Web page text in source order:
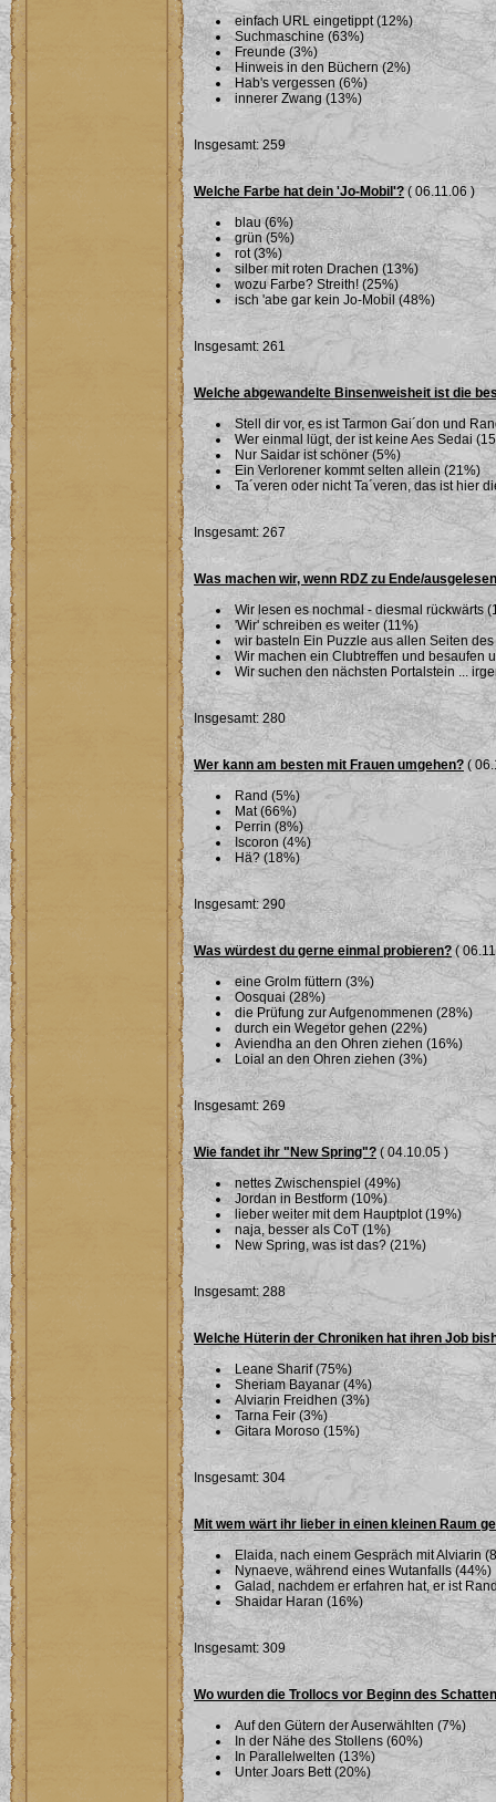
einfach URL eingetippt (12%)
Suchmaschine (63%)
Freunde (3%)
Hinweis in den Büchern (2%)
Hab's vergessen (6%)
innerer Zwang (13%)
Insgesamt: 259
Welche Farbe hat dein 'Jo-Mobil'?( 06.11.06 )
blau (6%)
grün (5%)
rot (3%)
silber mit roten Drachen (13%)
wozu Farbe? Streith! (25%)
isch 'abe gar kein Jo-Mobil (48%)
Insgesamt: 261
Welche abgewandelte Binsenweisheit ist die
Stell dir vor, es ist Tarmon Gai´don und
Wer einmal lügt, der ist keine Aes Sedai
Nur Saidar ist schöner (5%)
Ein Verlorener kommt selten allein (21%)
Ta´veren oder nicht Ta´veren, das ist hier
Insgesamt: 267
Was machen wir, wenn RDZ zu Ende/
Wir lesen es nochmal - diesmal rückwärts
'Wir' schreiben es weiter (11%)
wir basteln Ein Puzzle aus allen Seiten
Wir machen ein Clubtreffen und besaufen
Wir suchen den nächsten Portalstein ...
Insgesamt: 280
Wer kann am besten mit Frauen umgehen? (
Rand (5%)
Mat (66%)
Perrin (8%)
Iscoron (4%)
Hä? (18%)
Insgesamt: 290
Was würdest du gerne einmal probieren? (
eine Grolm füttern (3%)
Oosquai (28%)
die Prüfung zur Aufgenommenen (28%)
durch ein Wegetor gehen (22%)
Aviendha an den Ohren ziehen (16%)
Loial an den Ohren ziehen (3%)
Insgesamt: 269
Wie fandet ihr "New Spring"?( 04.10.05 )
nettes Zwischenspiel (49%)
Jordan in Bestform (10%)
lieber weiter mit dem Hauptplot (19%)
naja, besser als CoT (1%)
New Spring, was ist das? (21%)
Insgesamt: 288
Welche Hüterin der Chroniken hat ihren Job
Leane Sharif (75%)
Sheriam Bayanar (4%)
Alviarin Freidhen (3%)
Tarna Feir (3%)
Gitara Moroso (15%)
Insgesamt: 304
Mit wem wärt ihr lieber in einen kleinen Raum
Elaida, nach einem Gespräch mit Alviarin
Nynaeve, während eines Wutanfalls (44%)
Galad, nachdem er erfahren hat, er ist
Shaidar Haran (16%)
Insgesamt: 309
Wo wurden die Trollocs vor Beginn des
Auf den Gütern der Auserwählten (7%)
In der Nähe des Stollens (60%)
In Parallelwelten (13%)
Unter Joars Bett (20%)